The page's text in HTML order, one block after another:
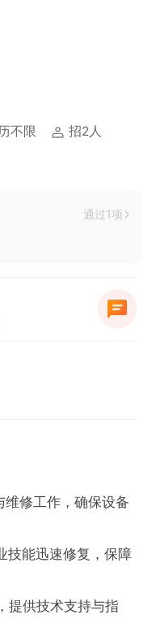
不限 招2人
通过1项
维修工作，确保设备
技能迅速修复，保障
提供技术支持与指